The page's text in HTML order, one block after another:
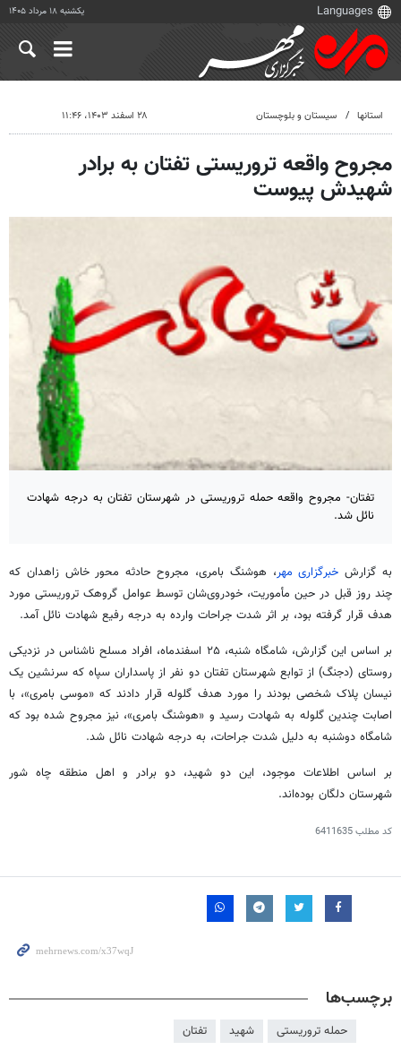
یکشنبه ۱۸ مرداد ۱۴۰۵
استانها سیستان و بلوچستان ۲۸ اسفند ۱۴۰۳، ۱۱:۴۶
مجروح واقعه تروریستی تفتان به برادر
شهیدش پیوست
تفتان- مجروح واقعه حمله تروریستی در شهرستان تفتان به درجه شهادت
نائل شد.
به گزارشخبرگزاری مهر، هوشنگ بامری، مجروح حادثه محور خاش زاهدان که
چند روزقبل در حین مأموریت، خودروی‌شان توسط عوامل گروهک تروریستی مورد
هدف قرار گرفته بود، بر اثر شدت جراحات وارده به درجه رفیع شهادت نائل آمد.
بر اساس
این گزارش، شامگاه شنبه، ۲۵ اسفندماه، افراد مسلح ناشناس در نزدیکی
روستای (دجنگ) از توابع شهرستانتفتان دو نفر از پاسداران سپاه که سرنشین یک
نیسانپلاک شخصی بودند را مورد هدف گلوله قرار دادند که «موسی بامری»، با
اصابت چندین گلوله به شهادت رسید و «هوشنگ بامری»، نیز مجروح شده بود که
شامگاه دوشنبه به دلیل شدت جراحات، به درجه شهادت نائل شد.
بر اساس اطلاعات موجود، این دو شهید، دو برادر و اهل منطقه چاه شور
شهرستان دلگان بوده‌اند.
کد مطلب6411635
برچسب‌ها
حمله تروریستی شهید تفتان